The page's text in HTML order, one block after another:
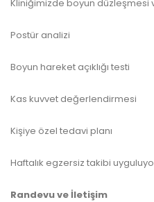
Kliniğimizde boyun düzleşmesi
Postür analizi
Boyun hareket açıklığı testi
Kas kuvvet değerlendirmesi
Kişiye özel tedavi planı
Haftalık egzersiz takibi
Randevu ve İletişim